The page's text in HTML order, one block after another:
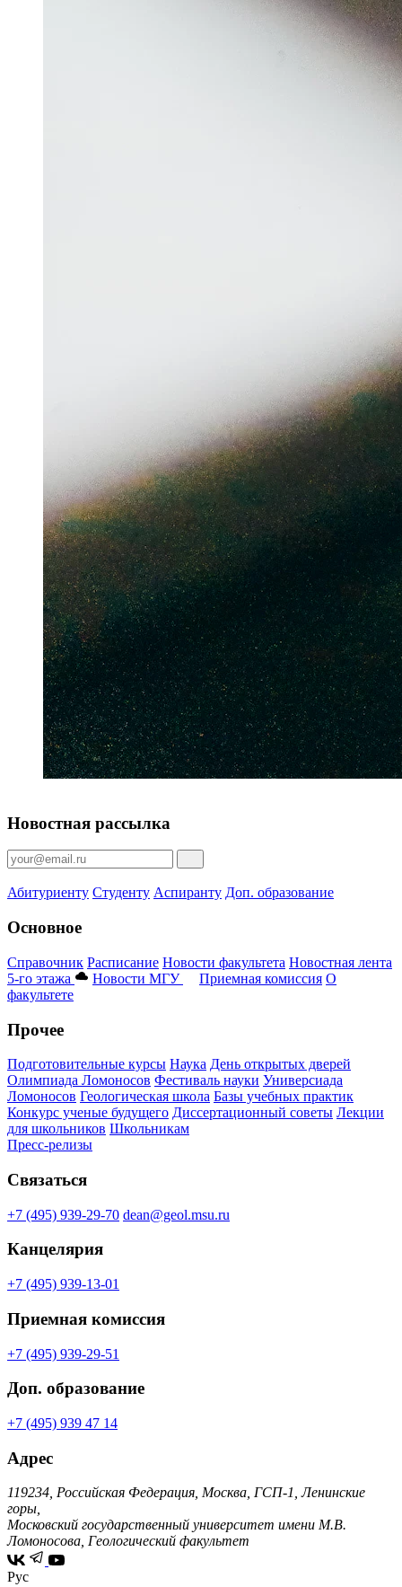
Новостная рассылка
Абитуриенту Студенту Аспиранту Доп. образование
Основное
Справочник Расписание Новости факультета Новостная лента
5-го этажа
Новости МГУ Приемная комиссия О
факультете
Прочее
Подготовительные курсы Наука День открытых дверей
Олимпиада Ломоносов Фестиваль науки Универсиада
Ломоносов Геологическая школа Базы учебных практик
Конкурс ученые будущего Диссертационный советы Лекции
для школьников Школьникам
Пресс-релизы
Связаться
+7 (495) 939-29-70 dean@geol.msu.ru
Канцелярия
+7 (495) 939-13-01
Приемная комиссия
+7 (495) 939-29-51
Доп. образование
+7 (495) 939 47 14
Адрес
119234, Российская Федерация, Москва, ГСП-1, Ленинские
горы,
Московский государственный университет имени М.В.
Ломоносова, Геологический факультет
Рус